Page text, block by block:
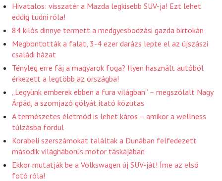
Hivatalos: visszatér a Mazda legkisebb SUV-ja! Ezt lehet
eddig tudni róla!
84 kilós dinnye termett a medgyesbodzási gazda birtokán
Megbontották a falat, 3-4 ezer darázs lepte el az újszászi
családi házat
Tényleg erre fáj a magyarok foga? Ilyen használt autóból
érkezett a legtöbb az országba!
„Legyünk emberek ebben a fura világban” – megszólalt Nagy
Árpád, a szomjazó gólyát itató közutas
A természetes életmód is lehet káros – amikor a wellness
túlzásba fordul
Korabeli szerszámokat találtak a Dunában felfedezett
második világháborús motor táskájában
Ekkor mutatják be a Volkswagen új SUV-ját! Íme az első
fotó róla!